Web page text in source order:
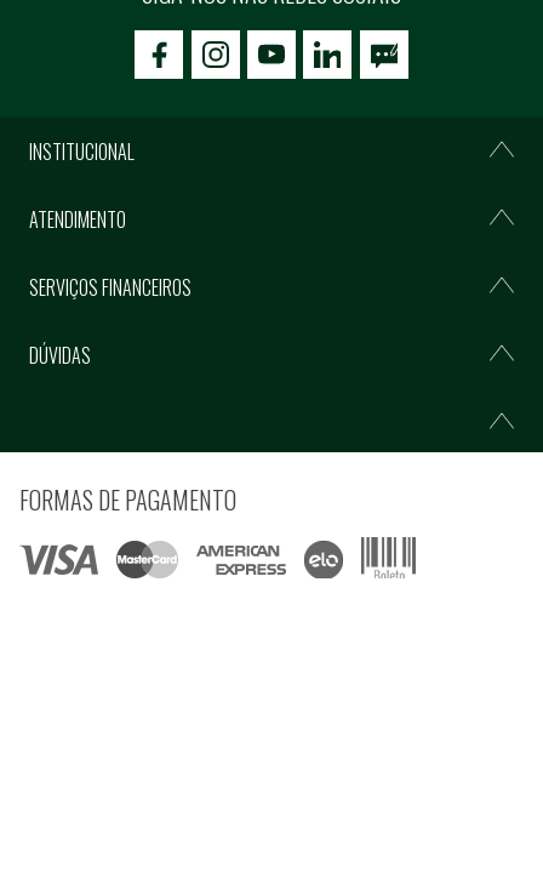
icon-facebookicon-social02icon-social03
INSTITUCIONAL
ATENDIMENTO
SERVIÇOS FINANCEIROS
DÚVIDAS
FORMAS DE PAGAMENTO